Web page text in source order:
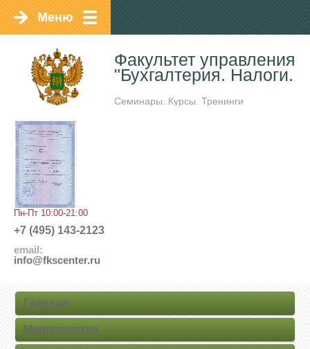
Факультет
"Бухгалтерия. Налоги.
Семинары. Курсы. Тренинги
Пн-Пт 10:00-21:00
+7 (495) 143-2123
email:
info@fkscenter.ru
Главная
Мероприятия